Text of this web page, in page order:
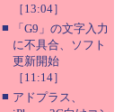
［13:04］
■
「G9」の文字入力
に不具合、ソフト
更新開始
［11:14］
■ アドプラス、